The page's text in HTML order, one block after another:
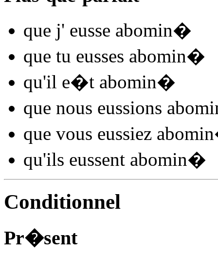
que j' eusse abomin�
que tu eusses abomin�
qu'il e�t abomin�
que nous eussions
que vous eussiez abomin
qu'ils eussent abomin�
Conditionnel
Pr�sent